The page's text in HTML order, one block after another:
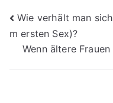
Beitragsnavigation
Wie verhält man
m ersten Sex)?
Wenn ältere